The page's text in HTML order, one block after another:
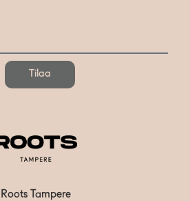
Tilaa
Roots Tampere